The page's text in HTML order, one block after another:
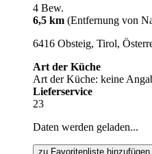
4 Bew.
6,5 km (Entfernung von
6416 Obsteig, Tirol,
Art der Küche
Art der Küche: keine
Lieferservice
23
Daten werden geladen...
zu Favoritenliste hinzufügen